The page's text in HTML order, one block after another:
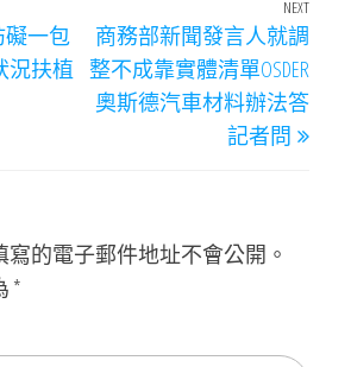
礙一包
況扶植
Next
NEXT
商務部新聞發言人就調
整不成靠實體清單OSDER
奧斯德汽車材料辦法答
記者問
的電子郵件地址不會公開。
*